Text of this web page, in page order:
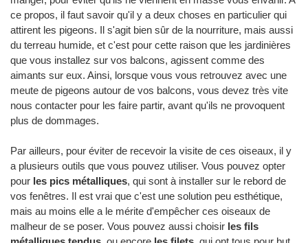
ce propos, il faut savoir qu'il y a deux choses en particulier qui
attirent les pigeons. Il s'agit bien sûr de la nourriture, mais aussi
du terreau humide, et c'est pour cette raison que les jardinières
que vous installez sur vos balcons, agissent comme des
aimants sur eux. Ainsi, lorsque vous vous retrouvez avec une
meute de pigeons autour de vos balcons, vous devez très vite
nous contacter pour les faire partir, avant qu'ils ne provoquent
plus de dommages.
Par ailleurs, pour éviter de recevoir la visite de ces oiseaux, il y
a plusieurs outils que vous pouvez utiliser. Vous pouvez opter
pour les pics métalliques, qui sont à installer sur le rebord de
vos fenêtres. Il est vrai que c'est une solution peu esthétique,
mais au moins elle a le mérite d'empêcher ces oiseaux de
malheur de se poser. Vous pouvez aussi choisir les fils